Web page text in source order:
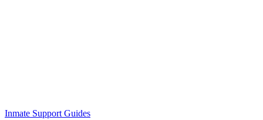
Inmate Support Guides